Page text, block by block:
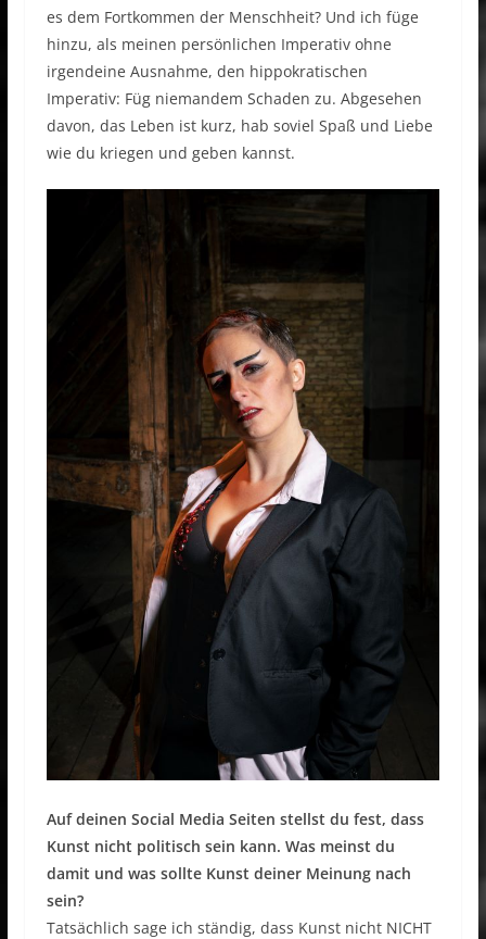
es dem Fortkommen der Menschheit? Und ich füge
hinzu, als meinen persönlichen Imperativ ohne
irgendeine Ausnahme, den hippokratischen
Imperativ: Füg niemandem Schaden zu. Abgesehen
davon, das Leben ist kurz, hab soviel Spaß und Liebe
wie du kriegen und geben kannst.
Auf deinen Social Media Seiten stellst du fest, dass
Kunst nicht politisch sein kann. Was meinst du
damit und was sollte Kunst deiner Meinung nach
sein?
Tatsächlich sage ich ständig, dass Kunst nicht NICHT